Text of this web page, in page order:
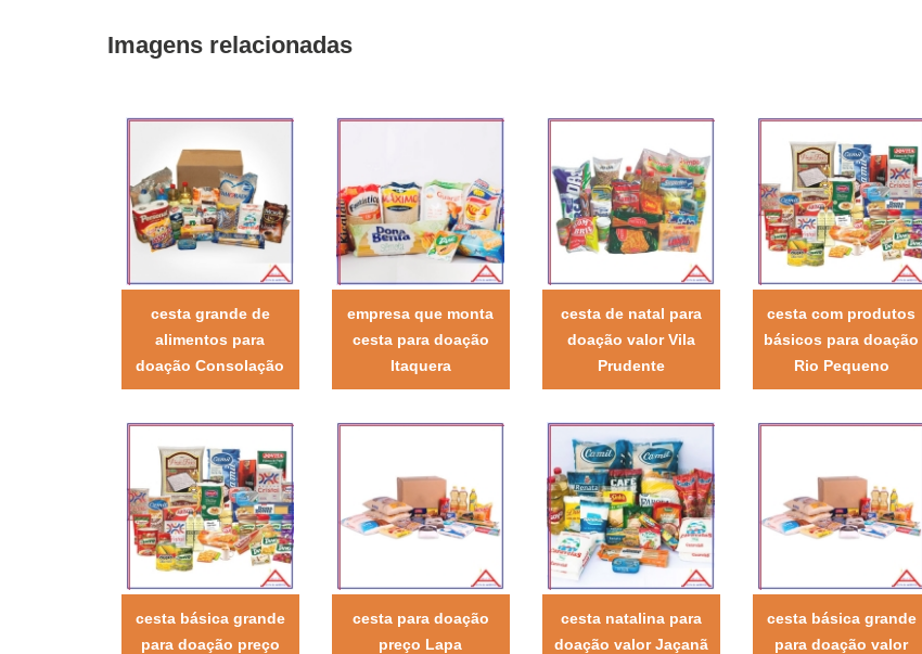
Imagens relacionadas
cesta grande de
alimentos para
doação Consolação
empresa que monta
cesta para doação
Itaquera
cesta de natal para
doação valor Vila
Prudente
cesta com produtos
básicos para doação
Rio Pequeno
cesta básica grande
para doação preço
cesta para doação
preço Lapa
cesta natalina para
doação valor Jaçanã
cesta básica grande
para doação valor